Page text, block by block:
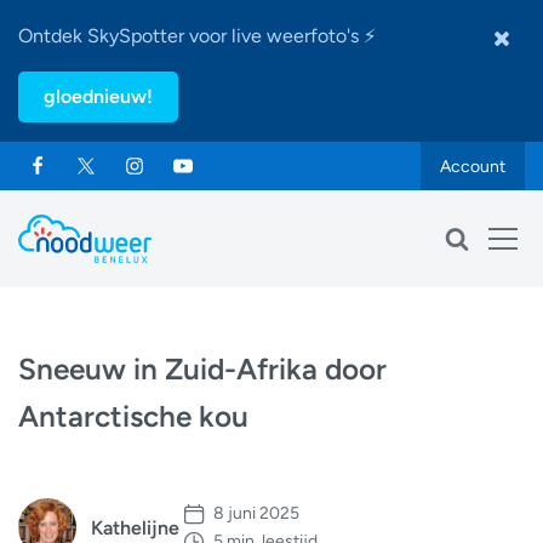
Ontdek SkySpotter voor live weerfoto's ⚡
gloednieuw!
Account
Sneeuw in Zuid-Afrika door
Antarctische kou
Kathelijne
8 juni 2025